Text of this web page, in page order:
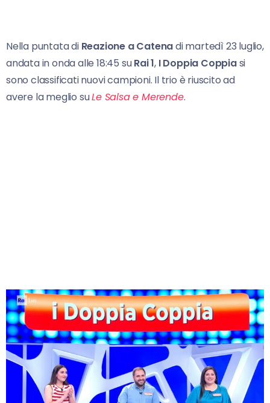
Nella puntata di Reazione a Catenadi martedì 23 luglio,
andata in onda alle 18:45 suRai 1, I Doppia Coppiasi
sono classificati nuovi campioni. Il trio è riuscito ad
avere la meglio suLe Salsa e Merende.